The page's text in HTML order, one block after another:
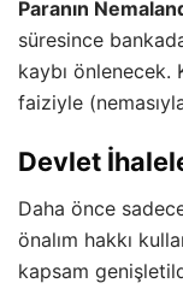
Paranın
süresince
kaybı
faiziyle
Devlet
Daha önce
önalım hakkı
kapsam